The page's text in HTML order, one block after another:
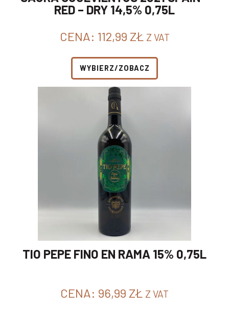
RED – DRY 14,5% 0,75L
CENA: 112,99 ZŁ Z VAT
WYBIERZ/ZOBACZ
TIO PEPE FINO EN RAMA 15% 0,75L
CENA: 96,99 ZŁ Z VAT